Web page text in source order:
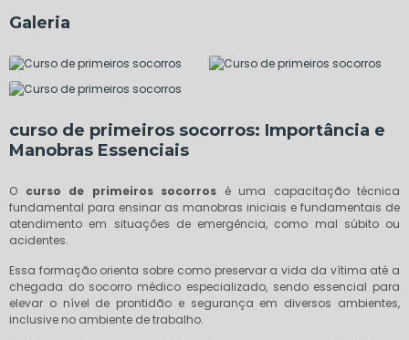
Galeria
curso de primeiros socorros: Importância e
Manobras Essenciais
O curso de primeiros socorros é uma capacitação técnica
fundamental para ensinar as manobras iniciais e fundamentais de
atendimento em situações de emergência, como mal súbito ou
acidentes.
Essa formação orienta sobre como preservar a vida da vítima até a
chegada do socorro médico especializado, sendo essencial para
elevar o nível de prontidão e segurança em diversos ambientes,
inclusive no ambiente de trabalho.